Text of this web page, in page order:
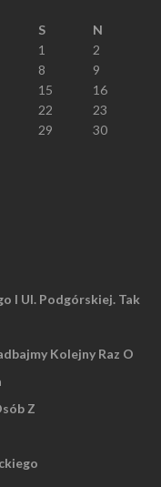
S
N
1
2
8
9
15
16
22
23
29
30
I Ul. Podgórskiej. Tak
Kolejny Raz O
Z